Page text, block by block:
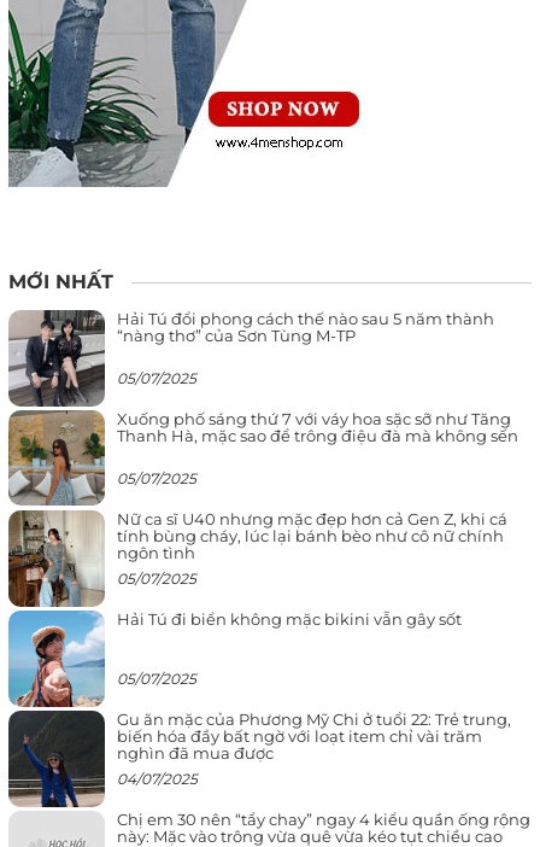
MỚI NHẤT
Hải Tú đổi phong cách thế nào sau 5 năm thành
“nàng thơ” của Sơn Tùng M-TP
05/07/2025
Xuống phố sáng thứ 7 với váy hoa sặc sỡ như Tăng
Thanh Hà, mặc sao để trông điệu đà mà không sến
05/07/2025
Nữ ca sĩ U40 nhưng mặc đẹp hơn cả Gen Z, khi cá
tính bùng cháy, lúc lại bánh bèo như cô nữ chính
ngôn tình
05/07/2025
Hải Tú đi biển không mặc bikini vẫn gây sốt
05/07/2025
Gu ăn mặc của Phương Mỹ Chi ở tuổi 22: Trẻ trung,
biến hóa đầy bất ngờ với loạt item chỉ vài trăm
nghìn đã mua được
04/07/2025
Chị em 30 nên “tẩy chay” ngay 4 kiểu quần ống rộng
này: Mặc vào trông vừa quê vừa kéo tụt chiều cao